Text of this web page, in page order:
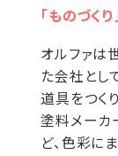
「ものづく
オルファは
た会社とし
道具をつく
塗料メーカ
ど、色彩に